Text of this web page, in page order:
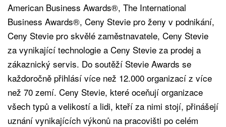
American Business Awards®, The International
Business Awards®, Ceny Stevie pro ženy v podnikání,
Ceny Stevie pro skvělé zaměstnavatele, Ceny Stevie
za vynikající technologie a Ceny Stevie za prodej a
zákaznický servis. Do soutěží Stevie Awards se
každoročně přihlásí více než 12.000 organizací z více
než 70 zemí. Ceny Stevie, které oceňují organizace
všech typů a velikostí a lidi, kteří za nimi stojí, přinášejí
uznání vynikajících výkonů na pracovišti po celém